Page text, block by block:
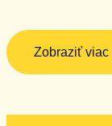
Zobraziť viac